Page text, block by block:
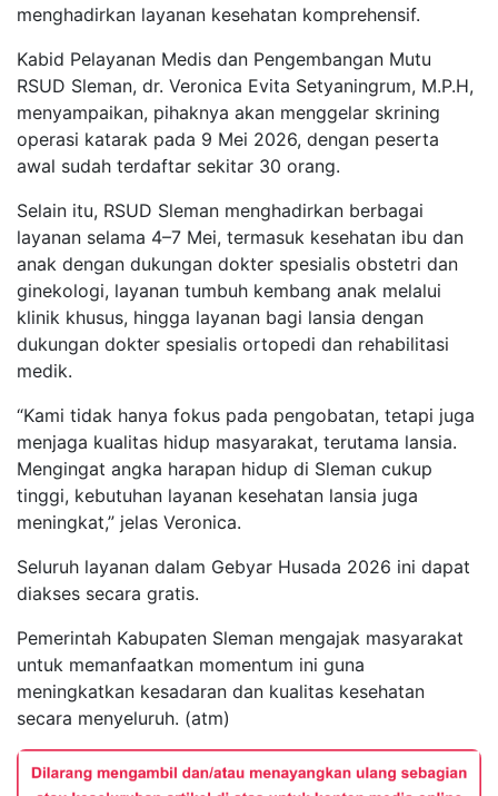
menghadirkan layanan kesehatan komprehensif.
Kabid Pelayanan Medis dan Pengembangan Mutu
RSUD Sleman, dr. Veronica Evita Setyaningrum, M.P.H,
menyampaikan, pihaknya akan menggelar skrining
operasi katarak pada 9 Mei 2026, dengan peserta
awal sudah terdaftar sekitar 30 orang.
Selain itu, RSUD Sleman menghadirkan berbagai
layanan selama 4–7 Mei, termasuk kesehatan ibu dan
anak dengan dukungan dokter spesialis obstetri dan
ginekologi, layanan tumbuh kembang anak melalui
klinik khusus, hingga layanan bagi lansia dengan
dukungan dokter spesialis ortopedi dan rehabilitasi
medik.
“Kami tidak hanya fokus pada pengobatan, tetapi juga
menjaga kualitas hidup masyarakat, terutama lansia.
Mengingat angka harapan hidup di Sleman cukup
tinggi, kebutuhan layanan kesehatan lansia juga
meningkat,” jelas Veronica.
Seluruh layanan dalam Gebyar Husada 2026 ini dapat
diakses secara gratis.
Pemerintah Kabupaten Sleman mengajak masyarakat
untuk memanfaatkan momentum ini guna
meningkatkan kesadaran dan kualitas kesehatan
secara menyeluruh. (atm)